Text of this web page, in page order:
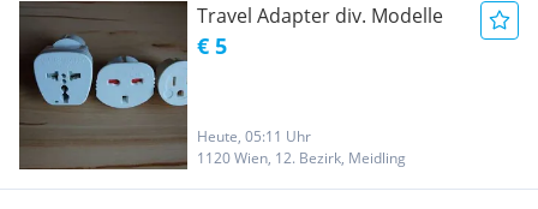
Travel Adapter div. Modelle
€ 5
Heute, 05:11 Uhr
1120 Wien, 12. Bezirk, Meidling